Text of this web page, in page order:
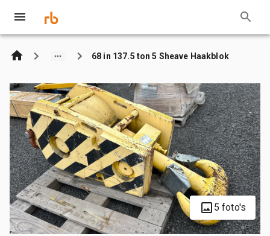
68 in 137.5 ton 5 Sheave Haakblok
5 foto's